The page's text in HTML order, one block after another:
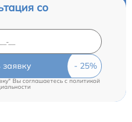
со
заявку
Вы соглашаетесь c политикой